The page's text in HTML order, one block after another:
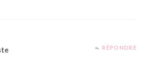
RÉPONDRE